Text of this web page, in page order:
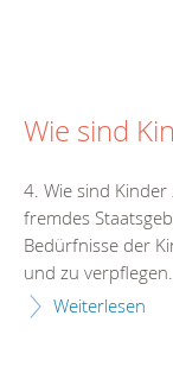
Wie sind
4. Wie sind
fremdes
Bedürfnisse der
und zu
Weiterlesen